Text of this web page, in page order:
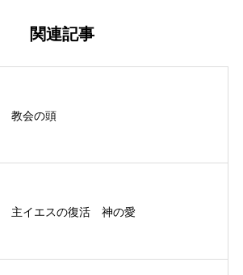
関連記事
教会の頭
主イエスの復活 神の愛